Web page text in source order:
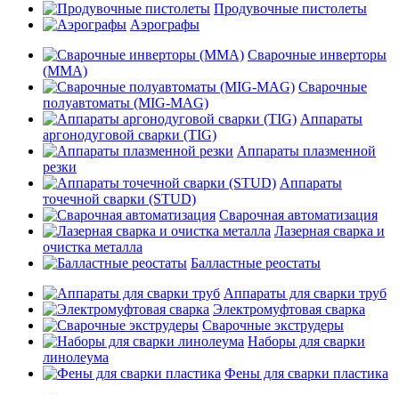
Продувочные пистолеты
Аэрографы
Сварочные инверторы
(MMA)
Сварочные
полуавтоматы (MIG-MAG)
Аппараты
аргонодуговой сварки (TIG)
Аппараты плазменной
резки
Аппараты
точечной сварки (STUD)
Сварочная автоматизация
Лазерная сварка и
очистка металла
Балластные реостаты
Аппараты для сварки труб
Электромуфтовая сварка
Сварочные экструдеры
Наборы для сварки
линолеума
Фены для сварки пластика